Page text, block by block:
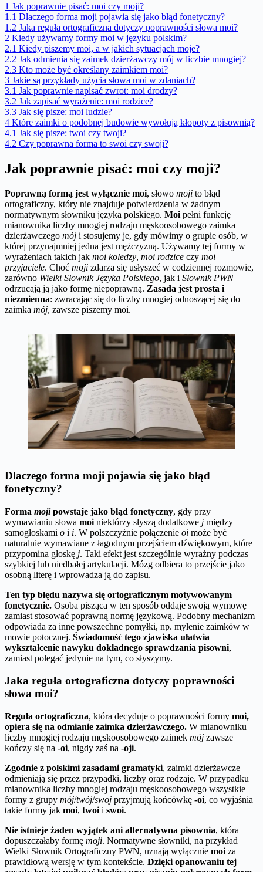
1 Jak poprawnie pisać: moi czy moji?
1.1 Dlaczego forma moji pojawia się jako błąd fonetyczny?
1.2 Jaka reguła ortograficzna dotyczy poprawności słowa moi?
2 Kiedy używamy formy moi w języku polskim?
2.1 Kiedy piszemy moi, a w jakich sytuacjach moje?
2.2 Jak odmienia się zaimek dzierżawczy mój w liczbie mnogiej?
2.3 Kto może być określany zaimkiem moi?
3 Jakie są przykłady użycia słowa moi w zdaniach?
3.1 Jak poprawnie napisać zwrot: moi drodzy?
3.2 Jak zapisać wyrażenie: moi rodzice?
3.3 Jak się pisze: moi ludzie?
4 Które zaimki o podobnej budowie wywołują kłopoty z pisownią?
4.1 Jak się pisze: twoi czy twoji?
4.2 Czy poprawna forma to swoi czy swoji?
Jak poprawnie pisać: moi czy moji?
Poprawną formą jest wyłącznie moi, słowo moji to błąd
ortograficzny, który nie znajduje potwierdzenia w żadnym
normatywnym słowniku języka polskiego. Moi pełni funkcję
mianownika liczby mnogiej rodzaju męskoosobowego zaimka
dzierżawczego mój i stosujemy je, gdy mówimy o grupie osób, w
której przynajmniej jedna jest mężczyzną. Używamy tej formy w
wyrażeniach takich jak moi koledzy, moi rodzice czy moi
przyjaciele. Choć moji zdarza się usłyszeć w codziennej rozmowie,
zarówno Wielki Słownik Języka Polskiego, jak i Słownik PWN
odrzucają ją jako formę niepoprawną. Zasada jest prosta i
niezmienna: zwracając się do liczby mnogiej odnoszącej się do
zaimka mój, zawsze piszemy moi.
Dlaczego forma moji pojawia się jako błąd
fonetyczny?
Forma mojipowstaje jako błąd fonetyczny, gdy przy
wymawianiu słowa moi niektórzy słyszą dodatkowe j między
samogłoskami o i i. W polszczyźnie połączenie oi może być
naturalnie wymawiane z łagodnym przejściem dźwiękowym, które
przypomina głoskę j. Taki efekt jest szczególnie wyraźny podczas
szybkiej lub niedbałej artykulacji. Mózg odbiera to przejście jako
osobną literę i wprowadza ją do zapisu.
Ten typ błędu nazywa się ortograficznym motywowanym
fonetycznie. Osoba pisząca w ten sposób oddaje swoją wymowę
zamiast stosować poprawną normę językową. Podobny mechanizm
odpowiada za inne powszechne pomyłki, np. mylenie zaimków w
mowie potocznej. Świadomość tego zjawiska ułatwia
wykształcenie nawyku dokładnego sprawdzania pisowni,
zamiast polegać jedynie na tym, co słyszymy.
Jaka reguła ortograficzna dotyczy poprawności
słowa moi?
Reguła ortograficzna, która decyduje o poprawności formy moi,
opiera się na odmianie zaimka dzierżawczego. W mianowniku
liczby mnogiej rodzaju męskoosobowego zaimek mój zawsze
kończy się na -oi, nigdy zaś na -oji.
Zgodnie z polskimi zasadami gramatyki, zaimki dzierżawcze
odmieniają się przez przypadki, liczby oraz rodzaje. W przypadku
mianownika liczby mnogiej rodzaju męskoosobowego wszystkie
formy z grupy mój/twój/swoj przyjmują końcówkę -oi, co wyjaśnia
takie formy jak moi, twoi i swoi.
Nie istnieje żaden wyjątek ani alternatywna pisownia, która
dopuszczałaby formę moji. Normatywne słowniki, na przykład
Wielki Słownik Ortograficzny PWN, uznają wyłącznie moi za
prawidłową wersję w tym kontekście. Dzięki opanowaniu tej